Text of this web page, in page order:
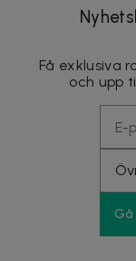
Få exklusiva
och upp
Gå